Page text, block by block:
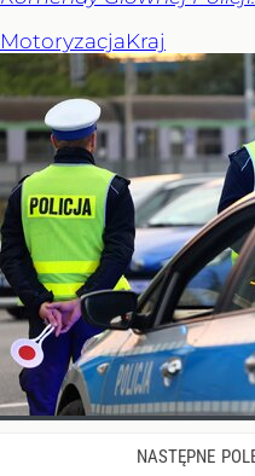
MotoryzacjaKraj